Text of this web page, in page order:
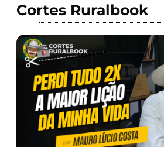
Cortes Ruralbook